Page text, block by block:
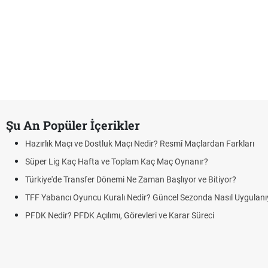
Şu An Popüler İçerikler
Hazırlık Maçı ve Dostluk Maçı Nedir? Resmî Maçlardan Farkları
Süper Lig Kaç Hafta ve Toplam Kaç Maç Oynanır?
Türkiye'de Transfer Dönemi Ne Zaman Başlıyor ve Bitiyor?
TFF Yabancı Oyuncu Kuralı Nedir? Güncel Sezonda Nasıl
PFDK Nedir? PFDK Açılımı, Görevleri ve Karar Süreci